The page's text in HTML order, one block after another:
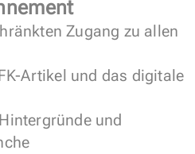
Zugang zu allen
Artikel und das digitale
und